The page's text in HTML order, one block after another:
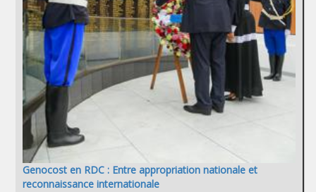
Genocost en RDC : Entre appropriation nationale et
reconnaissance internationale